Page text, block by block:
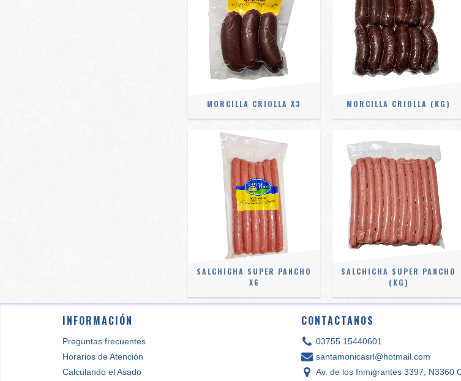
MORCILLA CRIOLLA X3 MORCILLA CRIOLLA (KG)
SALCHICHA SUPER PANCHO
X6
SALCHICHA SUPER PANCHO
(KG)
INFORMACIÓN
Preguntas frecuentes
Horarios de Atención
Calculando el Asado
CONTACTANOS
03755 15440601
santamonicasrl@hotmail.com
Av. de los Inmigrantes 3397, N3360